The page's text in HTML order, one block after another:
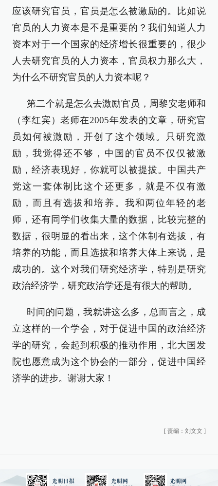
应该研究官员，官员是怎么被激励的。比如说
官员的人力资本是不是重要的？我们知道人力
资本对于一个国家的经济增长很重要的，很少
人去研究官员的人力资本，官员权力那么大，
为什么不研究官员的人力资本呢？
第二个就是怎么去激励官员，周黎安老师和
（李红宾）老师在2005年发表的文章，研究官
员如何被激励，开创了这个领域。只研究激
励，我觉得还不够，中国的官员不仅仅被激
励，经济表现好，你就可以被提拔。中国共产
党这一套体制比这个还更多，就是不仅有激
励，而且有选拔和培养。我和两位年轻的老
师，还有同学们收集大量的数据，比较完整的
数据，很明显的看出来，这个体制有选拔，有
培养的功能，而且选拔和培养大体上来说，是
成功的。这个对我们研究经济学，特别是研究
政治经济学，研究政治学还是有很大的帮助。
时间的问题，我就讲这么多，总而言之，成
立这样的一个学会，对于促进中国的政治经济
学的研究，会起到积极的推动作用，北大国发
院也愿意成为这个协会的一部分，促进中国经
济学的进步。谢谢大家！
[ 责编：刘文文 ]